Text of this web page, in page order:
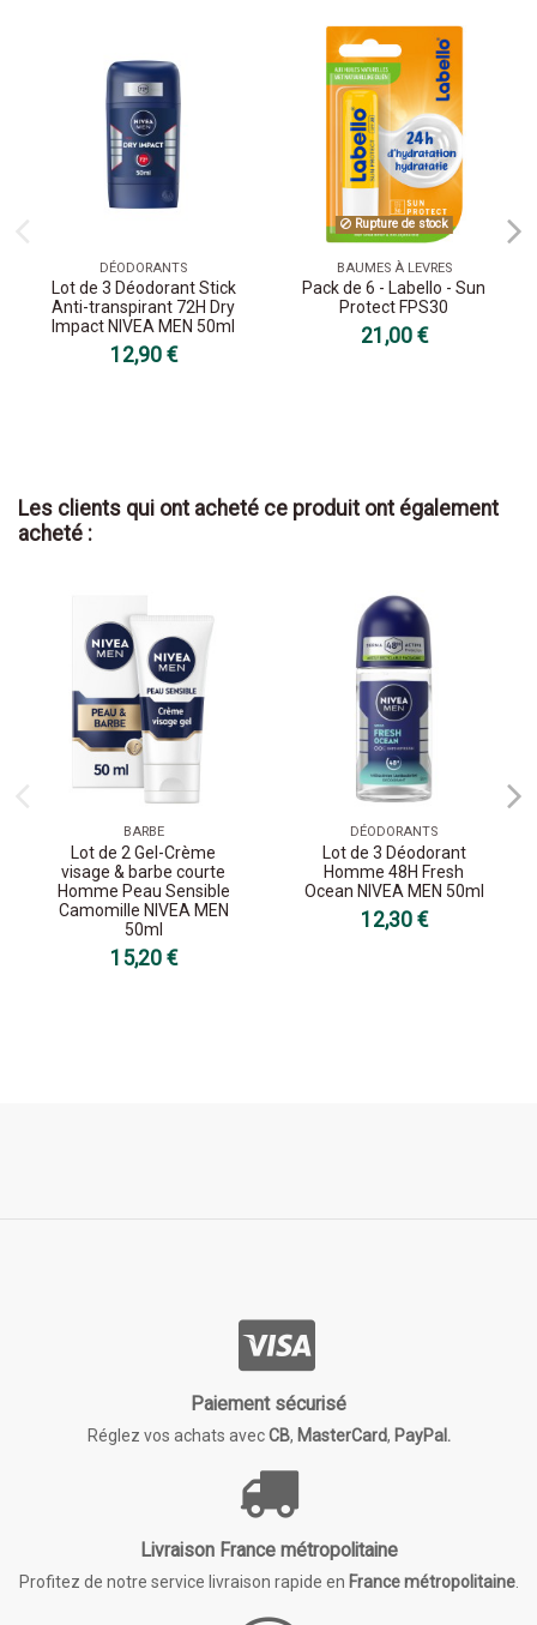
DÉODORANTS
Lot de 3 Déodorant Stick
Anti-transpirant 72H Dry
Impact NIVEA MEN 50ml
12,90 €
Rupture de stock
BAUMES À LEVRES
Pack de 6 - Labello - Sun
Protect FPS30
21,00 €
Les clients qui ont acheté ce produit ont également
acheté :
BARBE
Lot de 2 Gel-Crème
visage & barbe courte
Homme Peau Sensible
Camomille NIVEA MEN
50ml
15,20 €
DÉODORANTS
Lot de 3 Déodorant
Homme 48H Fresh
Ocean NIVEA MEN 50ml
12,30 €
Paiement sécurisé
Réglez vos achats avecCB, MasterCard, PayPal.
Livraison France métropolitaine
Profitez de notre service livraison rapide en France métropolitaine.